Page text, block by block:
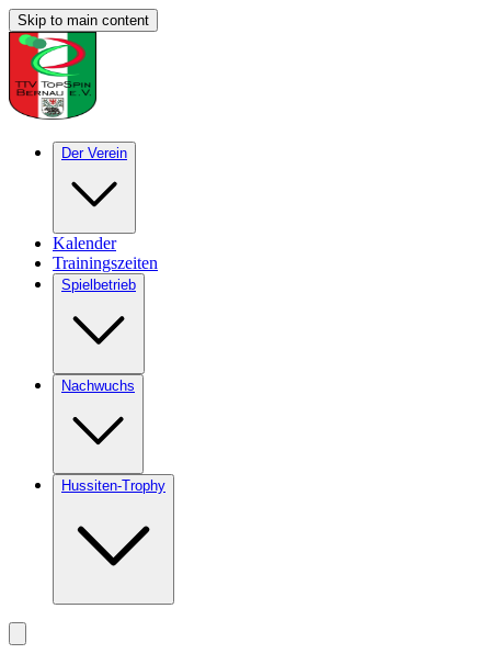
Skip to main content
Der Verein
Kalender
Trainingszeiten
Spielbetrieb
Nachwuchs
Hussiten-Trophy